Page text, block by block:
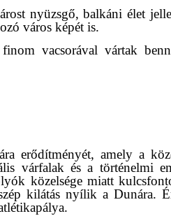
nyüzsgő, balkáni élet
város képét is.
vacsorával vártak
erődítményét, amely a
várfalak és a történelmi
közelsége miatt
kilátás nyílik a Dunára.